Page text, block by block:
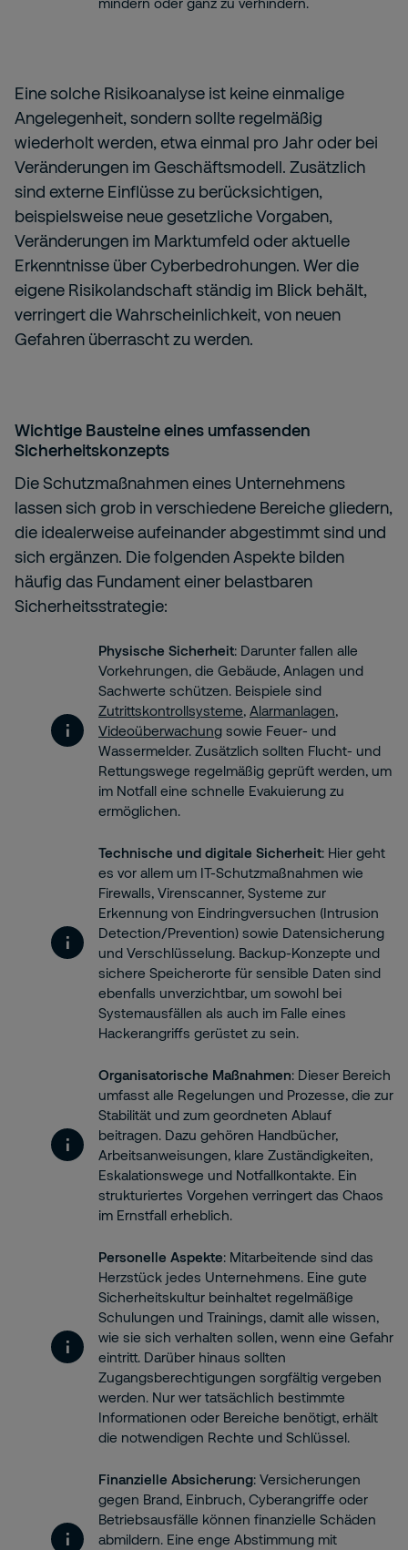
Eine solche Risikoanalyse ist keine einmalige
Angelegenheit, sondern sollte regelmäßig
wiederholt werden, etwa einmal pro Jahr oder bei
Veränderungen im Geschäftsmodell. Zusätzlich
sind externe Einflüsse zu berücksichtigen,
beispielsweise neue gesetzliche Vorgaben,
Veränderungen im Marktumfeld oder aktuelle
Erkenntnisse über Cyberbedrohungen. Wer die
eigene Risikolandschaft ständig im Blick behält,
verringert die Wahrscheinlichkeit, von neuen
Gefahren überrascht zu werden.
Wichtige Bausteine eines umfassenden
Sicherheitskonzepts
Die Schutzmaßnahmen eines Unternehmens
lassen sich grob in verschiedene Bereiche gliedern,
die idealerweise aufeinander abgestimmt sind und
sich ergänzen. Die folgenden Aspekte bilden
häufig das Fundament einer belastbaren
Sicherheitsstrategie:
Physische Sicherheit: Darunter fallen alle
Vorkehrungen, die Gebäude, Anlagen und
Sachwerte schützen. Beispiele sind
Zutrittskontrollsysteme, Alarmanlagen,
Videoüberwachung sowie Feuer- und
Wassermelder. Zusätzlich sollten Flucht- und
Rettungswege regelmäßig geprüft werden, um
im Notfall eine schnelle Evakuierung zu
ermöglichen.
Technische und digitale Sicherheit: Hier geht
es vor allem um IT-Schutzmaßnahmen wie
Firewalls, Virenscanner, Systeme zur
Erkennung von Eindringversuchen (Intrusion
Detection/Prevention) sowie Datensicherung
und Verschlüsselung. Backup-Konzepte und
sichere Speicherorte für sensible Daten sind
ebenfalls unverzichtbar, um sowohl bei
Systemausfällen als auch im Falle eines
Hackerangriffs gerüstet zu sein.
Organisatorische Maßnahmen: Dieser Bereich
umfasst alle Regelungen und Prozesse, die zur
Stabilität und zum geordneten Ablauf
beitragen. Dazu gehören Handbücher,
Arbeitsanweisungen, klare Zuständigkeiten,
Eskalationswege und Notfallkontakte. Ein
strukturiertes Vorgehen verringert das Chaos
im Ernstfall erheblich.
Personelle Aspekte: Mitarbeitende sind das
Herzstück jedes Unternehmens. Eine gute
Sicherheitskultur beinhaltet regelmäßige
Schulungen und Trainings, damit alle wissen,
wie sie sich verhalten sollen, wenn eine Gefahr
eintritt. Darüber hinaus sollten
Zugangsberechtigungen sorgfältig vergeben
werden. Nur wer tatsächlich bestimmte
Informationen oder Bereiche benötigt, erhält
die notwendigen Rechte und Schlüssel.
Finanzielle Absicherung: Versicherungen
gegen Brand, Einbruch, Cyberangriffe oder
Betriebsausfälle können finanzielle Schäden
abmildern. Eine enge Abstimmung mit